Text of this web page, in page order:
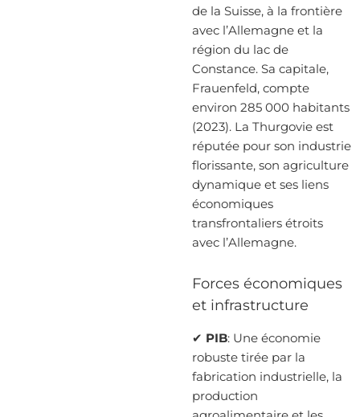
de la Suisse, à la frontière
avec l’Allemagne et la
région du lac de
Constance. Sa capitale,
Frauenfeld, compte
environ 285 000 habitants
(2023). La Thurgovie est
réputée pour son industrie
florissante, son agriculture
dynamique et ses liens
économiques
transfrontaliers étroits
avec l’Allemagne.
Forces économiques
et infrastructure
✔ PIB: Une économie
robuste tirée par la
fabrication industrielle, la
production